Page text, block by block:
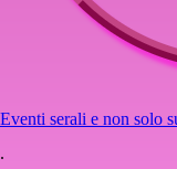
Eventi serali e non solo
.